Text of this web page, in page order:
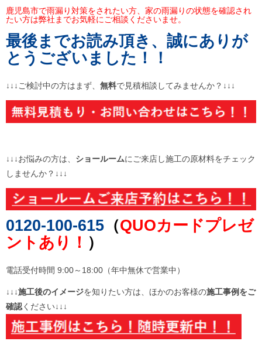
鹿児島市で雨漏り対策をされたい方、家の雨漏りの状態を確認され
たい方は弊社までお気軽にご相談くださいませ。
最後までお読み頂き、誠にありが
とうございました！！
↓↓↓ご検討中の方はまず、 無料で見積相談してみませんか？↓↓↓
↓↓↓お悩みの方は、 ショールームにご来店し施工の原材料をチェック
しませんか？↓↓↓
0120-100-615 （QUOカードプレゼ
ントあり！ ）
電話受付時間 9:00～18:00（年中無休で営業中）
↓↓↓施工後のイメージを知りたい方は、ほかのお客様の施工事例をご
確認ください↓↓↓